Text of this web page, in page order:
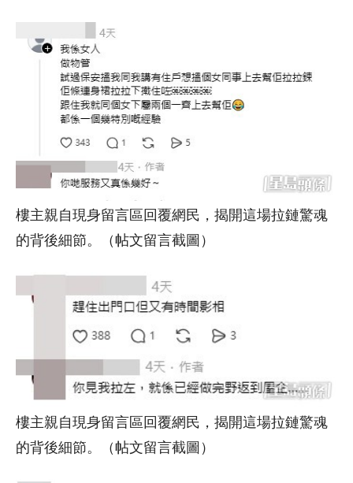
樓主親自現身留言區回覆網民，揭開這場拉鏈驚魂
的背後細節。（帖文留言截圖）
樓主親自現身留言區回覆網民，揭開這場拉鏈驚魂
的背後細節。（帖文留言截圖）